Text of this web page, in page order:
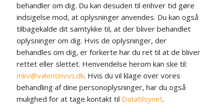
behandler om dig. Du kan desuden til enhver tid gøre
indsigelse mod, at oplysninger anvendes. Du kan også
tilbagekalde dit samtykke til, at der bliver behandlet
oplysninger om dig. Hvis de oplysninger, der
behandles om dig, er forkerte har du ret til at de bliver
rettet eller slettet. Henvendelse herom kan ske til:
mkv@valentinvvs.dk. Hvis du vil klage over vores
behandling af dine personoplysninger, har du også
mulighed for at tage kontakt til Datatilsynet.